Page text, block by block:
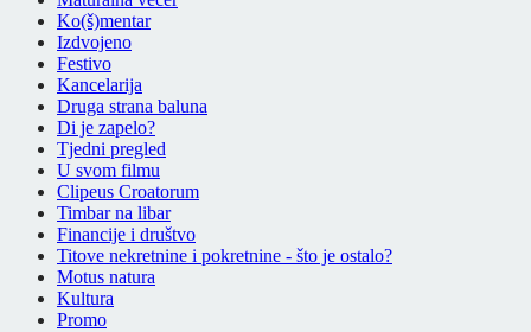
Ko(š)mentar
Izdvojeno
Festivo
Kancelarija
Druga strana baluna
Di je zapelo?
Tjedni pregled
U svom filmu
Clipeus Croatorum
Timbar na libar
Financije i društvo
Titove nekretnine i pokretnine - što je ostalo?
Motus natura
Kultura
Promo